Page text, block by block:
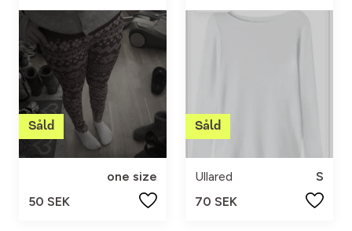
one size
50 SEK
Ullared
S
70 SEK